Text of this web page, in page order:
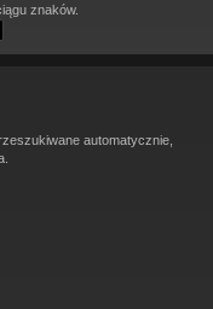
znaków.
automatycznie,